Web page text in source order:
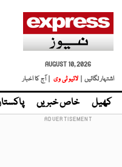
AUGUST 10, 2026
اشتہار لگائیں |
لائیو ٹی وی | آج کا اخبار
کھیل خاص خبریں